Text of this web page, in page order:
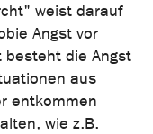
weist darauf
Angst vor
besteht die Angst
aus
entkommen
wie z.B.